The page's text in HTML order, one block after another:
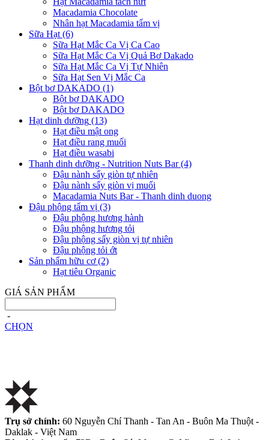
Macadamia Chocolate
Nhân hạt Macadamia tẩm vị
Sữa Hạt (6)
Sữa Hạt Mắc Ca Vị Ca Cao
Sữa Hạt Mắc Ca Vị Quả Bơ Dakado
Sữa Hạt Mắc Ca Vị Tự Nhiên
Sữa Hạt Sen Vị Mắc Ca
Bột bơ DAKADO (1)
Bột bơ DAKADO
Bột bơ DAKADO
Hạt dinh dưỡng (13)
Hạt điều mật ong
Hạt điều rang muối
Hạt điều wasabi
Thanh dinh dưỡng - Nutrition Nuts Bar (4)
Đậu nành sấy giòn tự nhiên
Đậu nành sấy giòn vị muối
Macadamia Nuts Bar - Thanh dinh duong
Đậu phộng tẩm vị (3)
Đậu phộng hương hành
Đậu phộng hương tỏi
Đậu phộng sấy giòn vị tự nhiên
Đậu phộng tỏi ớt
Sản phẩm hữu cơ (2)
Hạt tiêu Organic
GIÁ SẢN PHẨM
-
CHỌN
Trụ sở chính: 60 Nguyễn Chí Thanh - Tan An - Buôn Ma Thuột -
Daklak - Việt Nam